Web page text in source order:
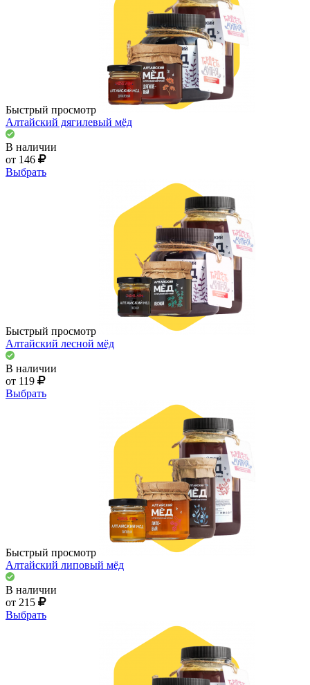
Быстрый просмотр
Алтайский дягилевый мёд
В наличии
от 146
Выбрать
Быстрый просмотр
Алтайский лесной мёд
В наличии
от 119
Выбрать
Быстрый просмотр
Алтайский липовый мёд
В наличии
от 215
Выбрать